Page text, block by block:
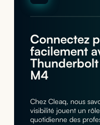
Connectez
facilement
M4
Chez Cleaq, nous
visibilité jouent un
quotidienne des